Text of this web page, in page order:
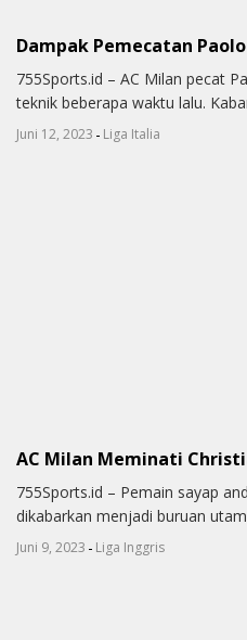
Dampak Pemecatan
755Sports.id – AC Milan pecat
teknik beberapa waktu lalu.
Juni 12, 2023 - Liga Italia
AC Milan Meminati
755Sports.id – Pemain sayap
dikabarkan menjadi buruan
Juni 9, 2023 - Liga Inggris